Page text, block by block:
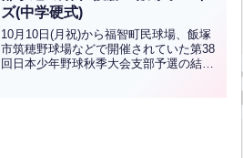
ズ(中学硬式)
10月10日(月祝)から福智町民球場、飯塚
市筑穂野球場などで開催されていた第38
回日本少年野球秋季大会支部予選の結果